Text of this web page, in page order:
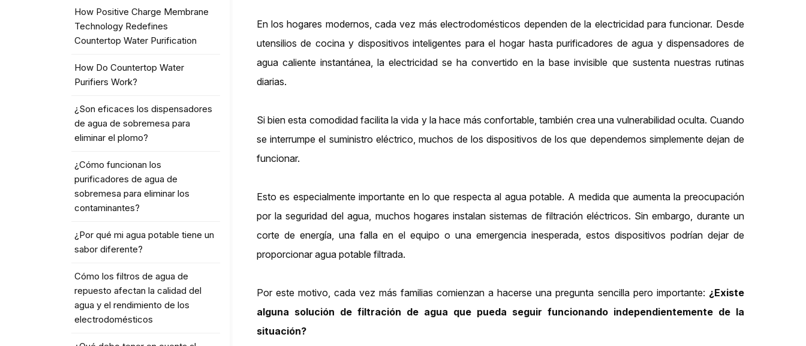
En los hogares modernos, cada vez más electrodomésticos dependen de la electricidad para funcionar. Desde
utensilios de cocina y dispositivos inteligentes para el hogar hasta purificadores de agua y dispensadores de
agua caliente instantánea, la electricidad se ha convertido en la base invisible que sustenta nuestras rutinas
diarias.
Si bien esta comodidad facilita la vida y la hace más confortable, también crea una vulnerabilidad oculta. Cuando
se interrumpe el suministro eléctrico, muchos de los dispositivos de los que dependemos simplemente dejan de
funcionar.
Esto es especialmente importante en lo que respecta al agua potable. A medida que aumenta la preocupación
por la seguridad del agua, muchos hogares instalan sistemas de filtración eléctricos. Sin embargo, durante un
corte de energía, una falla en el equipo o una emergencia inesperada, estos dispositivos podrían dejar de
proporcionar agua potable filtrada.
Por este motivo, cada vez más familias comienzan a hacerse una pregunta sencilla pero importante: ¿Existe
alguna solución de filtración de agua que pueda seguir funcionando independientemente de la
situación?
How Positive Charge Membrane
Technology Redefines
Countertop Water Purification
How Do Countertop Water
Purifiers Work?
¿Son eficaces los dispensadores
de agua de sobremesa para
eliminar el plomo?
¿Cómo funcionan los
purificadores de agua de
sobremesa para eliminar los
contaminantes?
¿Por qué mi agua potable tiene un
sabor diferente?
Cómo los filtros de agua de
repuesto afectan la calidad del
agua y el rendimiento de los
electrodomésticos